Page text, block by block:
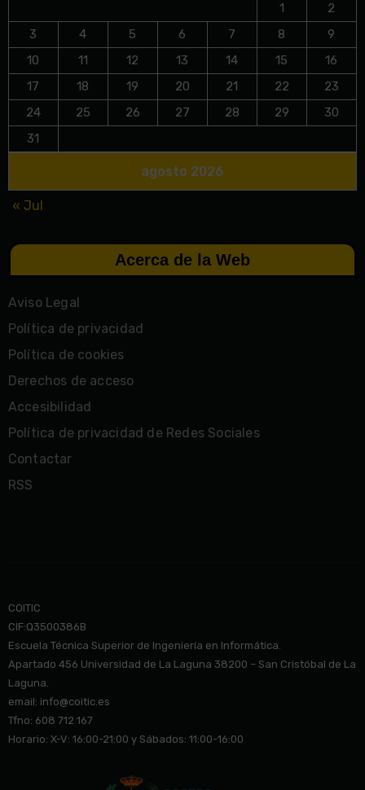
agosto 2026
1
2
3
4 5 6 7 8
9
10
11 12 13 14 15
16
17
18 19 20 21 22
23
24
25 26 27 28 29
30
31
« Jul
Acerca de la Web
Aviso Legal
Política de privacidad
Política de cookies
Derechos de acceso
Accesibilidad
Política de privacidad de Redes Sociales
Contactar
RSS
COITIC
CIF:Q3500386B
Escuela Técnica Superior de Ingeniería en Informática.
Apartado 456 Universidad de La Laguna 38200 – San Cristóbal de La
Laguna.
email: info@coitic.es
Tfno: 608 712 167
Horario: X-V: 16:00-21:00 y Sábados: 11:00-16:00